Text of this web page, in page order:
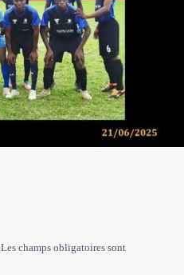
Les champs obligatoires sont